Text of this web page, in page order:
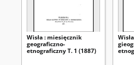
Wisła : miesięcznik
geograficzno-
etnograficzny T. 1 (1887)